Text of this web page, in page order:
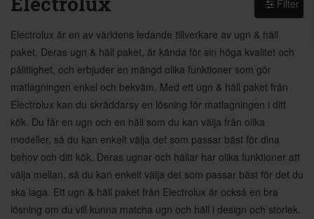
Electrolux är en av världens ledande tillverkare av ugn & häll
paket. Deras ugn & häll paket, är kända för sin höga kvalitet och
pålitlighet, och erbjuder en mängd olika funktioner som gör
matlagningen enkel och bekväm. Med ett ugn & häll paket från
Electrolux kan du skräddarsy en lösning för matlagningen i ditt
kök. Du får en ugn och en häll som du kan välja från olika
modeller, så du kan enkelt välja det som passar bäst för dina
behov och ditt kök. Deras ugnar och hällar har olika funktioner att
välja mellan, så du kan enkelt välja det som passar bäst för det du
ska laga. Ett ugn & häll paket från Electrolux är också en bra
lösning om du vill kunna matcha ugn och häll i design och storlek.
Filter